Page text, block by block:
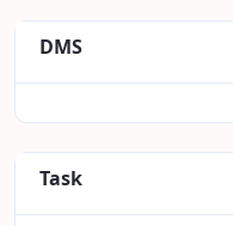
DMS
Task